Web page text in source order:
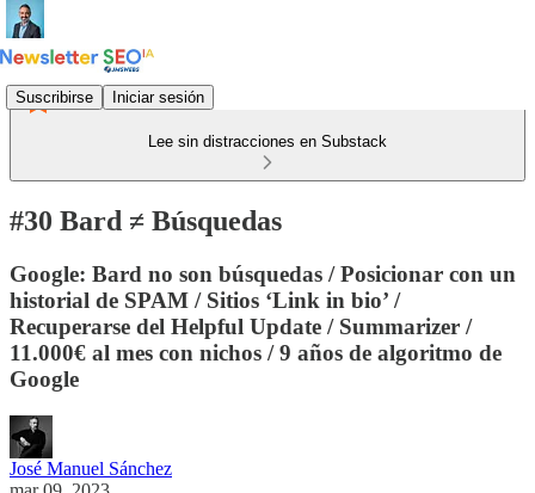
Suscribirse Iniciar sesión
Lee sin distracciones en Substack
#30 Bard ≠ Búsquedas
Google: Bard no son búsquedas / Posicionar con un
historial de SPAM / Sitios ‘Link in bio’ /
Recuperarse del Helpful Update / Summarizer /
11.000€ al mes con nichos / 9 años de algoritmo de
Google
José Manuel Sánchez